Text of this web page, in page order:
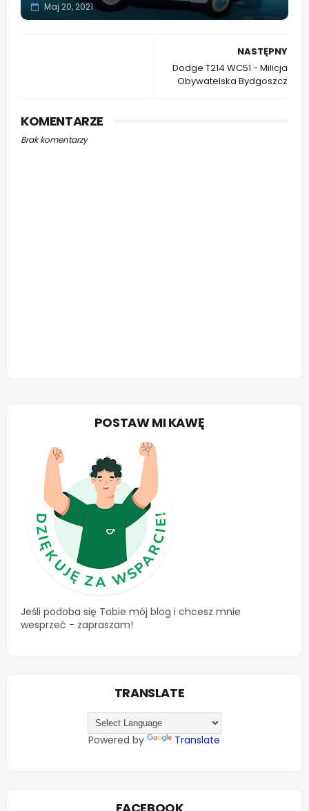
Maj 20, 2021
NASTĘPNY
Dodge T214 WC51 - Milicja
Obywatelska Bydgoszcz
KOMENTARZE
Brak komentarzy
POSTAW MI KAWĘ
Jeśli podoba się Tobie mój blog i chcesz mnie
wesprzeć - zapraszam!
TRANSLATE
Powered by Translate